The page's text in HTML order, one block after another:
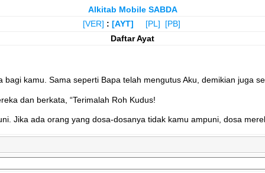
Alkitab Mobile SABDA
[VER] : [AYT] [PL]
[PB]
Daftar Ayat
kamu. Sama seperti Bapa telah mengutus Aku, demikian juga
dan berkata, “Terimalah Roh Kudus!
Jika ada orang yang dosa-dosanya tidak kamu ampuni, dosa